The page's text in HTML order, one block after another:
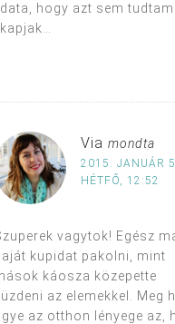
hogy azt sem tudtam
Via mondta
2015. JANUÁR
HÉTFŐ, 12:52
vagytok! Egész
kupidat pakolni, mint
káosza közepette
az elemekkel. Meg
az otthon lényege az,